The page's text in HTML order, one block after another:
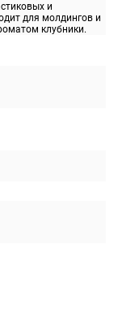
и
для молдингов и
клубники.